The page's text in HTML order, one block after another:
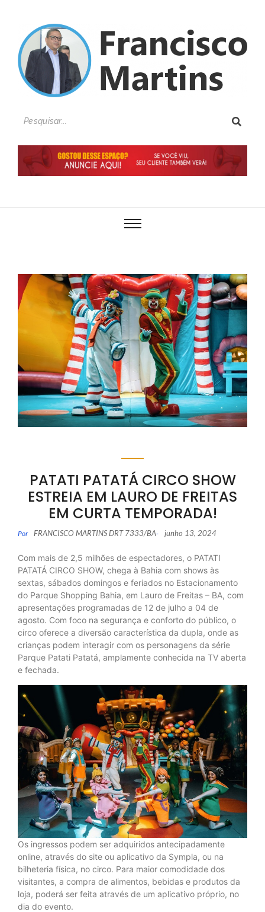
PATATI PATATÁ CIRCO SHOW
ESTREIA EM LAURO DE FREITAS
EM CURTA TEMPORADA!
Por FRANCISCO MARTINS DRT 7333/BA- junho 13, 2024
Com mais de 2,5 milhões de espectadores, o PATATI
PATATÁ CIRCO SHOW, chega à Bahia com shows às
sextas, sábados domingos e feriados no Estacionamento
do Parque Shopping Bahia, em Lauro de Freitas – BA, com
apresentações programadas de 12 de julho a 04 de
agosto. Com foco na segurança e conforto do público, o
circo oferece a diversão característica da dupla, onde as
crianças podem interagir com os personagens da série
Parque Patati Patatá, amplamente conhecida na TV aberta
e fechada.
Os ingressos podem ser adquiridos antecipadamente
online, através do site ou aplicativo da Sympla, ou na
bilheteria física, no circo. Para maior comodidade dos
visitantes, a compra de alimentos, bebidas e produtos da
loja, poderá ser feita através de um aplicativo próprio, no
dia do evento.